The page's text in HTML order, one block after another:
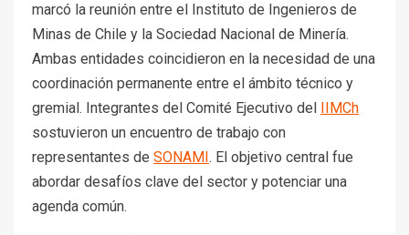
marcó la reunión entre el Instituto de Ingenieros de
Minas de Chile y la Sociedad Nacional de Minería.
Ambas entidades coincidieron en la necesidad de una
coordinación permanente entre el ámbito técnico y
gremial. Integrantes del Comité Ejecutivo del
IIMCh
sostuvieron un encuentro de trabajo con
representantes de SONAMI . El objetivo central fue
abordar desafíos clave del sector y potenciar una
agenda común.